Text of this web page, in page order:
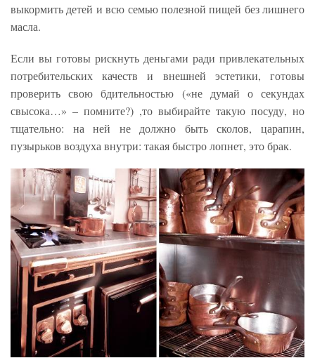
выкормить детей и всю семью полезной пищей без лишнего
масла.
Если вы готовы рискнуть деньгами ради привлекательных
потребительских качеств и внешней эстетики, готовы
проверить свою бдительностью («не думай о секундах
свысока…» – помните?) ,то выбирайте такую посуду, но
тщательно: на ней не должно быть сколов, царапин,
пузырьков воздуха внутри: такая быстро лопнет, это брак.